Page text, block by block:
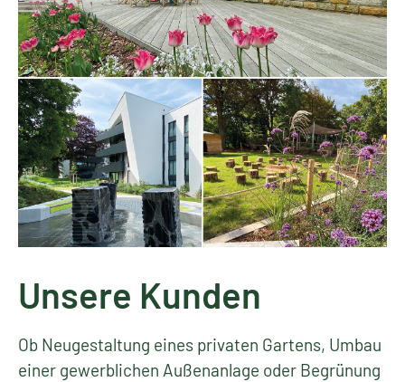
Unsere Kunden
Ob Neugestaltung eines privaten Gartens, Umbau
einer gewerblichen Außenanlage oder Begrünung